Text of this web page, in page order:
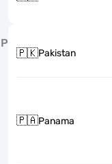
P
🇵🇰Pakistan
🇵🇦Panama